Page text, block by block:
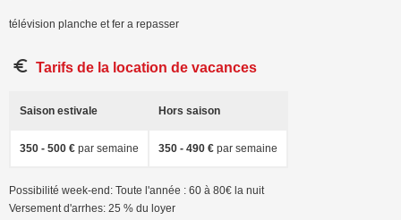
télévision planche et fer a repasser
Tarifs de la location de vacances
Saison estivale Hors saison
350 - 500 € par semaine 350 - 490 € par semaine
Possibilité week-end: Toute l'année : 60 à 80€ la nuit
Versement d'arrhes: 25 % du loyer